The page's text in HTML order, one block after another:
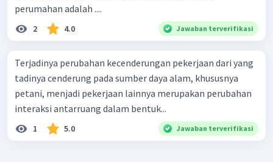
perumahan adalah ....
2 4.0 Jawaban terverifikasi
Terjadinya perubahan kecenderungan pekerjaan dari yang
tadinya cenderung pada sumber daya alam, khususnya
petani, menjadi pekerjaan lainnya merupakan perubahan
interaksi antarruang dalam bentuk...
1 5.0 Jawaban terverifikasi